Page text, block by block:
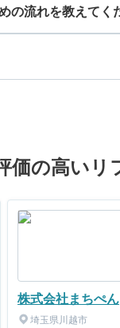
の流れを教えてく
価の高いリ
株式会社まちぺん
埼玉県川越市